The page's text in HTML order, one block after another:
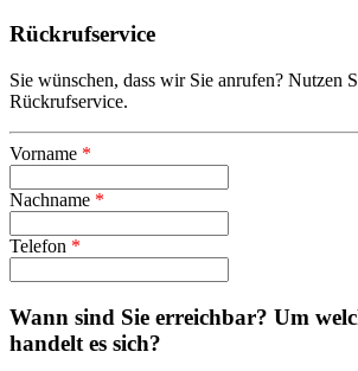
Rückrufservice
Sie wünschen, dass wir Sie anrufen? Nutzen
Rückrufservice.
Vorname *
Nachname *
Telefon *
Wann sind Sie erreichbar? Um
handelt es sich?